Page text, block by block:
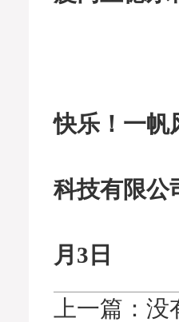
快乐！一帆
科技有限公
月3日
上一篇：